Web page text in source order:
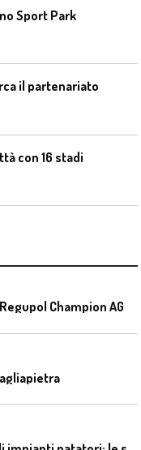
Sport Park
il partenariato
con 16 stadi